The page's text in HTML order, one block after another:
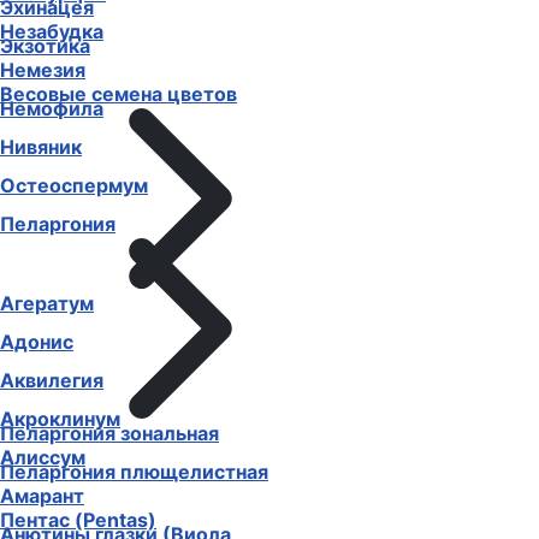
Незабудка
Немезия
Немофила
Нивяник
Остеоспермум
Пеларгония
Пеларгония зональная
Пеларгония плющелистная
Пентас (Pentas)
Эхинацея
Экзотика
Весовые семена цветов
Агератум
Адонис
Аквилегия
Акроклинум
Алиссум
Амарант
Анютины глазки (Виола